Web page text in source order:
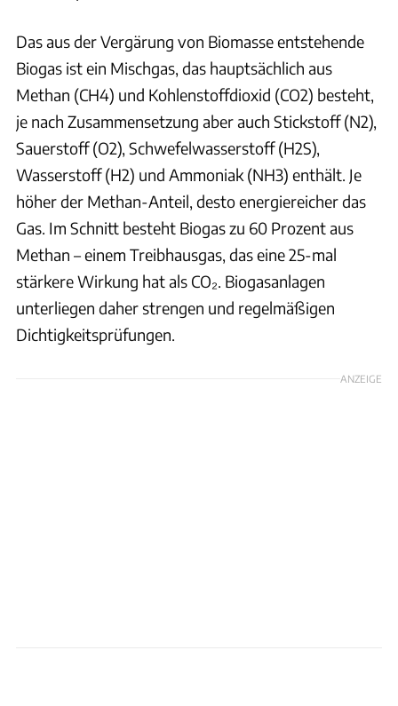
Das aus der Vergärung von Biomasse entstehende
Biogas ist ein Mischgas, das hauptsächlich aus
Methan (CH4) und Kohlenstoffdioxid (CO2) besteht,
je nach Zusammensetzung aber auch Stickstoff (N2),
Sauerstoff (O2), Schwefelwasserstoff (H2S),
Wasserstoff (H2) und Ammoniak (NH3) enthält. Je
höher der Methan-Anteil, desto energiereicher das
Gas. Im Schnitt besteht Biogas zu 60 Prozent aus
Methan – einem Treibhausgas, das eine 25-mal
stärkere Wirkung hat als CO₂. Biogasanlagen
unterliegen daher strengen und regelmäßigen
Dichtigkeitsprüfungen.
ANZEIGE